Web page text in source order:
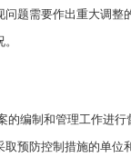
题需要作出重大调整
的编制和管理工作进
预防控制措施的单